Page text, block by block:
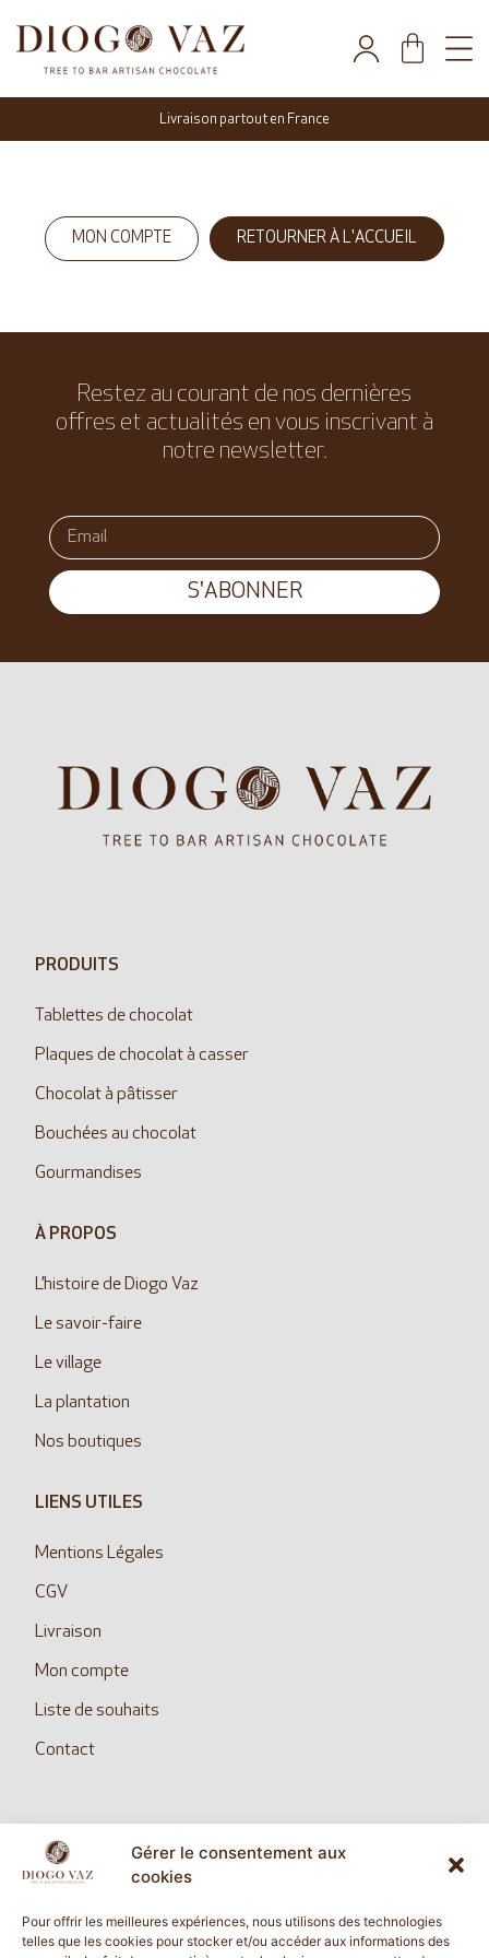
Gérer le consentement aux
cookies
Pour offrir les meilleures expériences, nous utilisons des technologies
telles que les cookies pour stocker et/ou accéder aux informations des
Livraison partout en France
MON COMPTE RETOURNER À L'ACCUEIL
Restez au courant de nos dernières
offres et actualités en vous inscrivant à
notre newsletter.
S'ABONNER
PRODUITS
Tablettes de chocolat
Plaques de chocolat à casser
Chocolat à pâtisser
Bouchées au chocolat
Gourmandises
À PROPOS
L’histoire de Diogo Vaz
Le savoir-faire
Le village
La plantation
Nos boutiques
LIENS UTILES
Mentions Légales
CGV
Livraison
Mon compte
Liste de souhaits
Contact
SUIVEZ NOUS